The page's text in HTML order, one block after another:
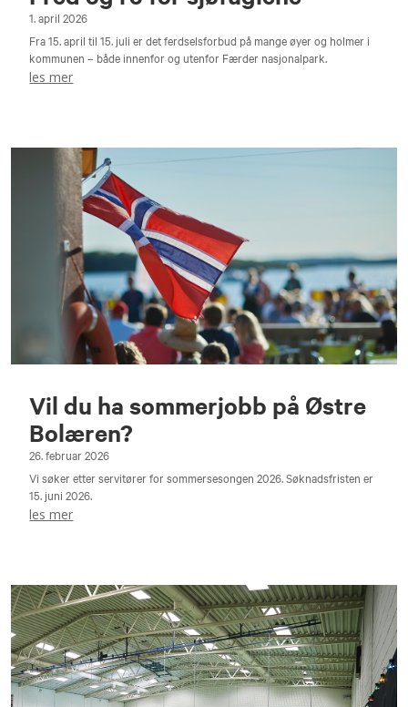
1. april 2026
Fra 15. april til 15. juli er det ferdselsforbud på mange øyer og holmer i
kommunen – både innenfor og utenfor Færder nasjonalpark.
les mer
Vil du ha sommerjobb på Østre
Bolæren?
26. februar 2026
Vi søker etter servitører for sommersesongen 2026. Søknadsfristen er
15. juni 2026.
les mer